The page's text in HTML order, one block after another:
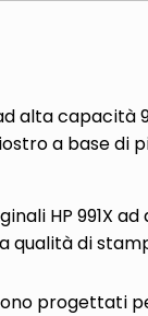
alta capacità
a base di
HP 991X
qualità di
progettati